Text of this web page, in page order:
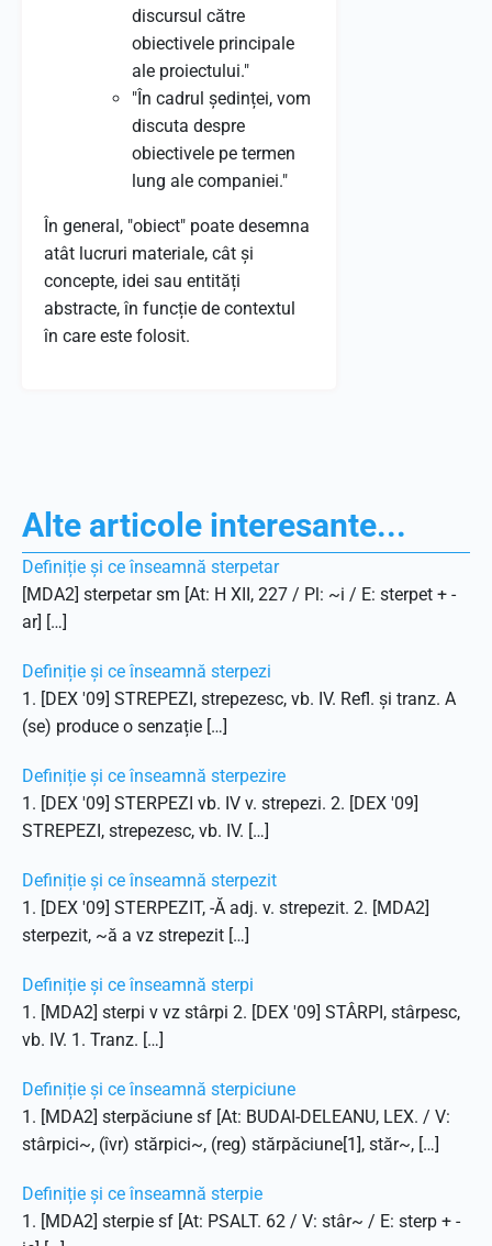
discursul către
obiectivele principale
ale proiectului."
"În cadrul ședinței, vom
discuta despre
obiectivele pe termen
lung ale companiei."
În general, "obiect" poate desemna
atât lucruri materiale, cât și
concepte, idei sau entități
abstracte, în funcție de contextul
în care este folosit.
Alte articole interesante...
Definiție și ce înseamnă sterpetar
[MDA2] sterpetar sm [At: H XII, 227 / Pl: ~i / E: sterpet + -
ar] […]
Definiție și ce înseamnă sterpezi
1. [DEX '09] STREPEZI, strepezesc, vb. IV. Refl. și tranz. A
(se) produce o senzație […]
Definiție și ce înseamnă sterpezire
1. [DEX '09] STERPEZI vb. IV v. strepezi. 2. [DEX '09]
STREPEZI, strepezesc, vb. IV. […]
Definiție și ce înseamnă sterpezit
1. [DEX '09] STERPEZIT, -Ă adj. v. strepezit. 2. [MDA2]
sterpezit, ~ă a vz strepezit […]
Definiție și ce înseamnă sterpi
1. [MDA2] sterpi v vz stârpi 2. [DEX '09] STÂRPI, stârpesc,
vb. IV. 1. Tranz. […]
Definiție și ce înseamnă sterpiciune
1. [MDA2] sterpăciune sf [At: BUDAI-DELEANU, LEX. / V:
stârpici~, (îvr) stărpici~, (reg) stărpăciune[1], stăr~, […]
Definiție și ce înseamnă sterpie
1. [MDA2] sterpie sf [At: PSALT. 62 / V: stâr~ / E: sterp + -